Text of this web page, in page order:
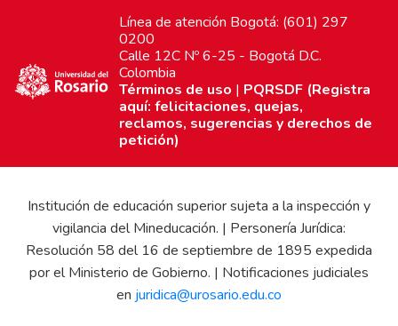
Línea de atención Bogotá: (601) 297
0200
Calle 12C Nº 6-25 - Bogotá D.C.
Colombia
Términos de uso | PQRSDF (Registra
aquí: felicitaciones, quejas,
reclamos, sugerencias y derechos de
petición)
Institución de educación superior sujeta a la inspección y
vigilancia del Mineducación. | Personería Jurídica:
Resolución 58 del 16 de septiembre de 1895 expedida
por el Ministerio de Gobierno. | Notificaciones judiciales
en juridica@urosario.edu.co